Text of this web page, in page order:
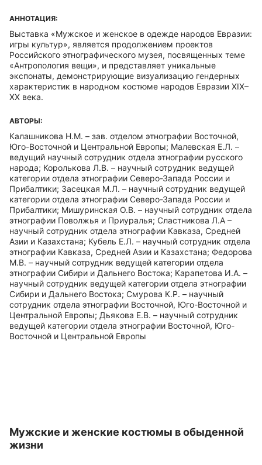
АННОТАЦИЯ:
Выставка «Мужское и женское в одежде народов Евразии:
игры культур», является продолжением проектов
Российского этнографического музея, посвященных теме
«Антропология вещи», и представляет уникальные
экспонаты, демонстрирующие визуализацию гендерных
характеристик в народном костюме народов Евразии XIX–
XX века.
АВТОРЫ:
Калашникова Н.М. – зав. отделом этнографии Восточной,
Юго-Восточной и Центральной Европы; Малевская Е.Л. –
ведущий научный сотрудник отдела этнографии русского
народа; Королькова Л.В. – научный сотрудник ведущей
категории отдела этнографии Северо-Запада России и
Прибалтики; Засецкая М.Л. – научный сотрудник ведущей
категории отдела этнографии Северо-Запада России и
Прибалтики; Мишуринская О.В. – научный сотрудник отдела
этнографии Поволжья и Приуралья; Сластникова Л.А –
научный сотрудник отдела этнографии Кавказа, Средней
Азии и Казахстана; Кубель Е.Л. – научный сотрудник отдела
этнографии Кавказа, Средней Азии и Казахстана; Федорова
М.В. – научный сотрудник ведущей категории отдела
этнографии Сибири и Дальнего Востока; Карапетова И.А. –
научный сотрудник ведущей категории отдела этнографии
Сибири и Дальнего Востока; Смурова К.Р. – научный
сотрудник отдела этнографии Восточной, Юго-Восточной и
Центральной Европы; Дьякова Е.В. – научный сотрудник
ведущей категории отдела этнографии Восточной, Юго-
Восточной и Центральной Европы
Мужские и женские костюмы в обыденной
жизни